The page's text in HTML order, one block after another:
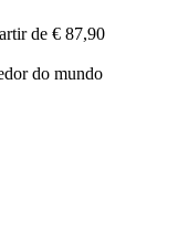
de € 87,90
do mundo